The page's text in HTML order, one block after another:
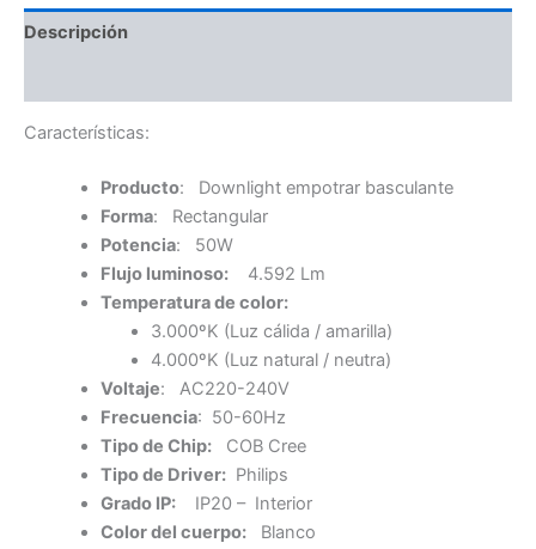
Descripción
Características:
Producto: Downlight empotrar basculante
Forma: Rectangular
Potencia: 50W
Flujo luminoso:4.592 Lm
Temperatura de color:
3.000ºK (Luz cálida / amarilla)
4.000ºK (Luz natural / neutra)
Voltaje: AC220-240V
Frecuencia: 50-60Hz
Tipo de Chip:COB Cree
Tipo de Driver:Philips
Grado IP:IP20 – Interior
Color del cuerpo:Blanco